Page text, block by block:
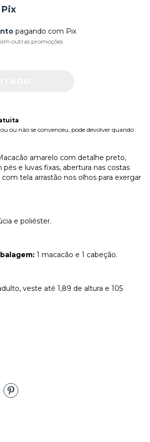
Pix
pagando com Pix
outras promoções
ou não se convenceu, pode devolver quando
amarelo com detalhe preto,
e luvas fixas, abertura nas costas
tela arrastão nos olhos para exergar
e poliéster.
1 macacão e 1 cabeção.
veste até 1,89 de altura e 105